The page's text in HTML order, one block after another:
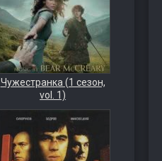
Чужестранка (1 сезон,
vol. 1)